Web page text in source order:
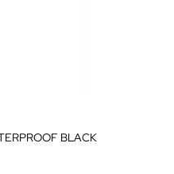
BLACK